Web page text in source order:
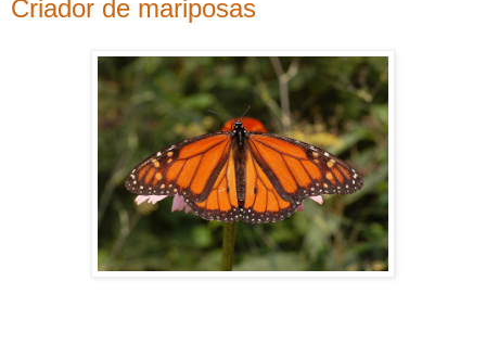
Criador de mariposas